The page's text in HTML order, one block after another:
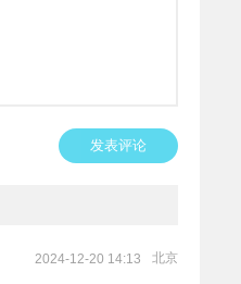
发表评论
2024-12-20 14:13 北京